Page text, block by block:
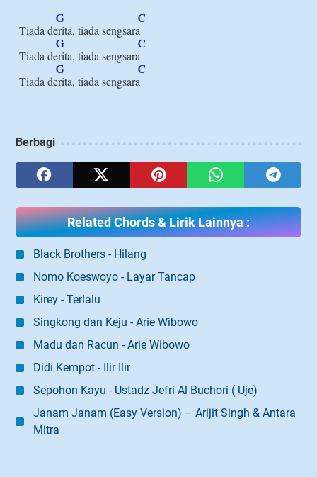
G
C
Tiada derita, tiada sengsara
G
C
Tiada derita, tiada sengsara
G
C
Berbagi
Related Chords & Lirik Lainnya :
Black Brothers - Hilang
Nomo Koeswoyo - Layar Tancap
Kirey - Terlalu
Singkong dan Keju - Arie Wibowo
Madu dan Racun - Arie Wibowo
Didi Kempot - Ilir Ilir
Sepohon Kayu - Ustadz Jefri Al Buchori ( Uje)
Janam Janam (Easy Version) – Arijit Singh & Antara
Mitra